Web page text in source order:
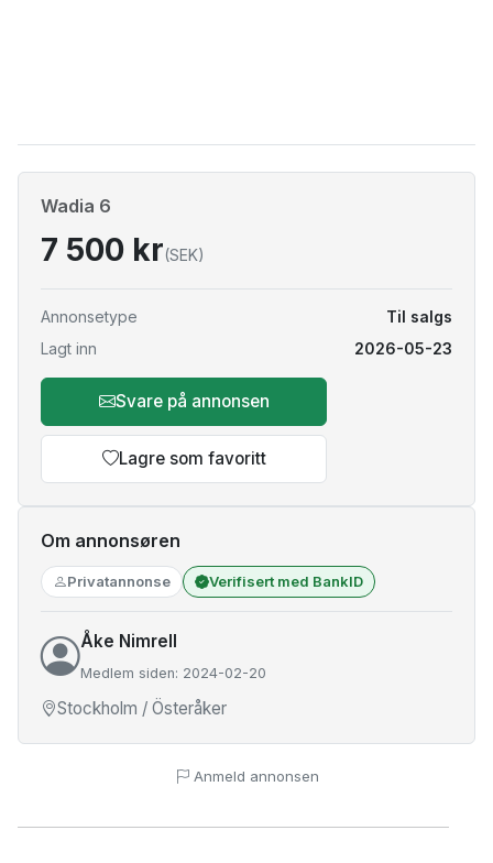
Wadia 6
7 500 kr(SEK)
Annonsetype
Til salgs
Lagt inn
2026-05-23
Svare på annonsen
Lagre som favoritt
Om annonsøren
Privatannonse Verifisert med BankID
Åke Nimrell
Medlem siden: 2024-02-20
Stockholm / Österåker
Anmeld annonsen